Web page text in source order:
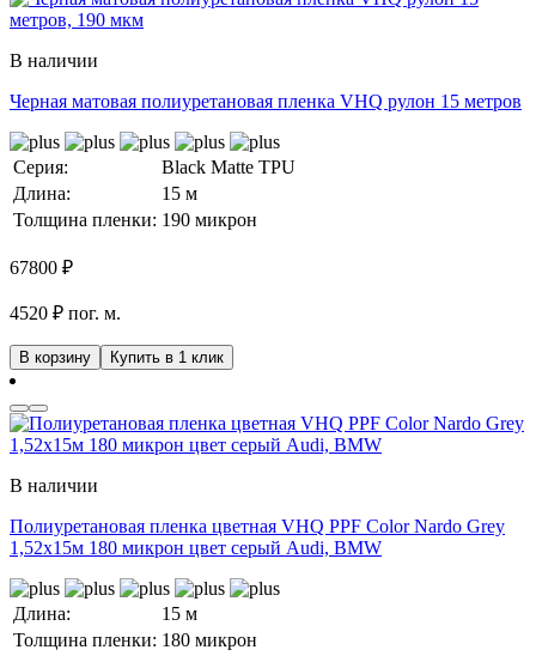
В наличии
Черная матовая полиуретановая пленка VHQ рулон 15 метров
Серия:
Black Matte TPU
Длина:
15 м
Толщина пленки: 190 микрон
67800 ₽
4520 ₽ пог. м.
В корзину Купить в 1 клик
В наличии
Полиуретановая пленка цветная VHQ PPF Color Nardo Grey
1,52х15м 180 микрон цвет серый Audi, BMW
Длина:
15 м
Толщина пленки: 180 микрон